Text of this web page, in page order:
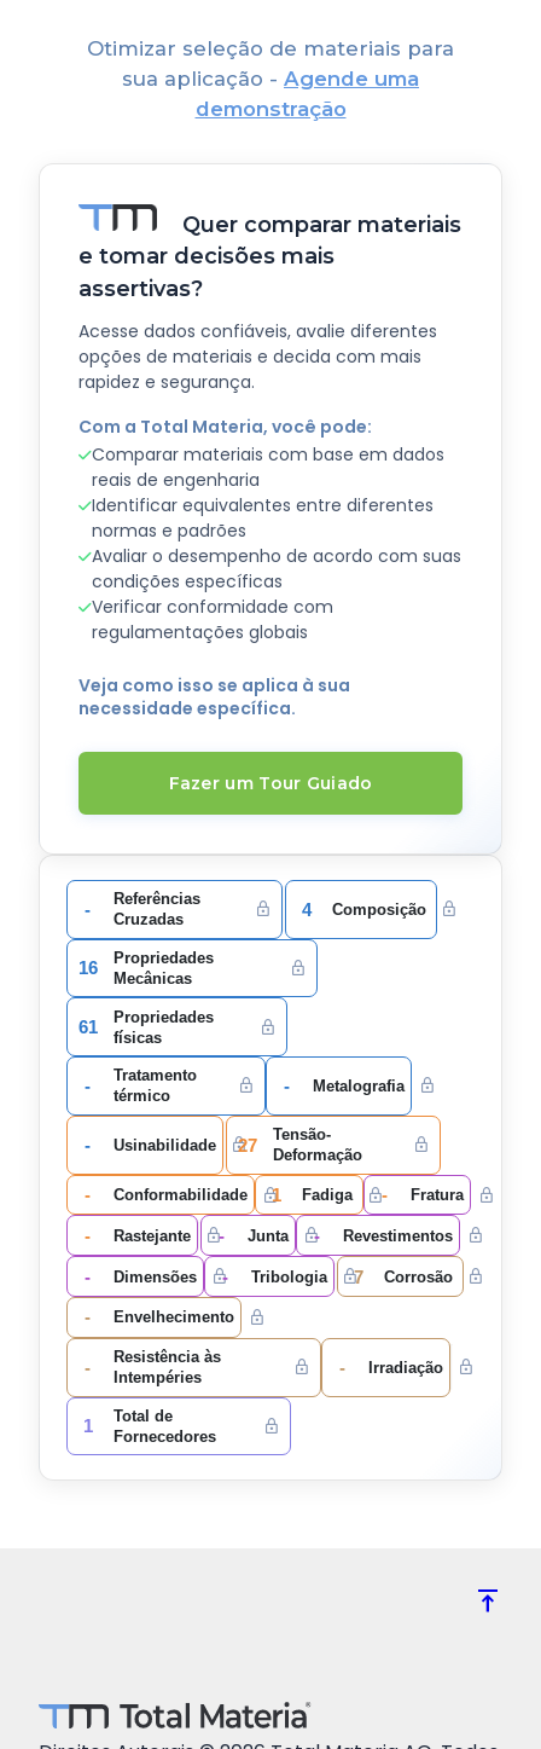
Otimizar seleção de materiais para
sua aplicação - Agende uma
demonstração
Quer comparar materiais
e tomar decisões mais
assertivas?
Acesse dados confiáveis, avalie diferentes
opções de materiais e decida com mais
rapidez e segurança.
Com a Total Materia, você pode:
Comparar materiais com base em dados
reais de engenharia
Identificar equivalentes entre diferentes
normas e padrões
Avaliar o desempenho de acordo com suas
condições específicas
Verificar conformidade com
regulamentações globais
Veja como isso se aplica à sua
necessidade específica.
Fazer um Tour Guiado
-
Referências
Cruzadas
4 Composição
16
Propriedades
Mecânicas
61
Propriedades
físicas
-
Tratamento
térmico
- Metalografia
- Usinabilidade 27
Tensão-
Deformação
- Conformabilidade 1 Fadiga - Fratura
- Rastejante - Junta - Revestimentos
- Dimensões - Tribologia 7 Corrosão
- Envelhecimento
-
Resistência às
Intempéries
- Irradiação
1
Total de
Fornecedores
vertical_align_top